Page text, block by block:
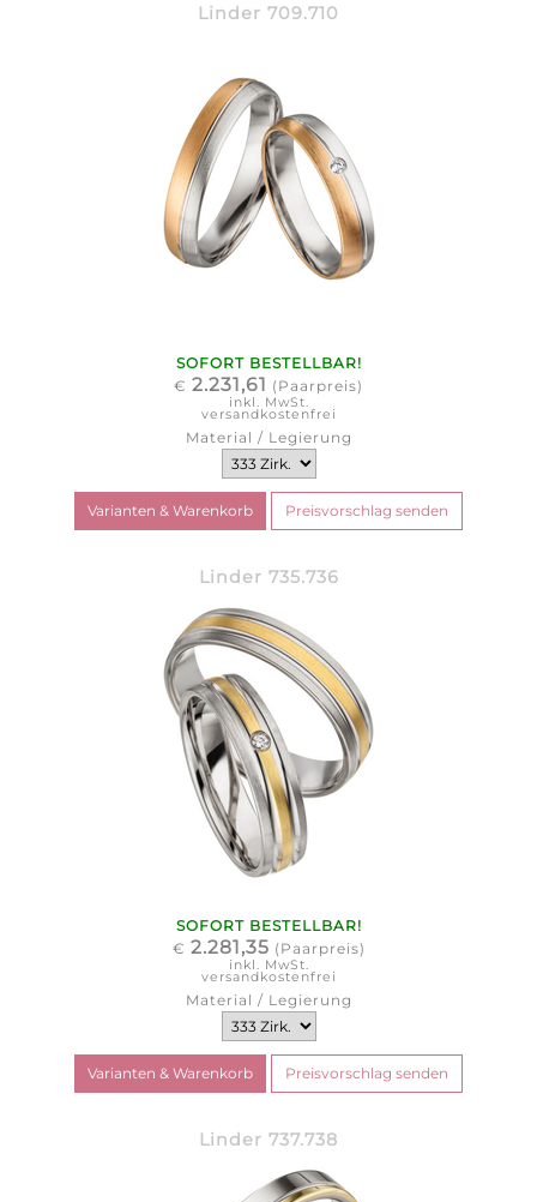
Linder 709.710
SOFORT BESTELLBAR!
€ 2.231,61 (Paarpreis)
inkl. MwSt.
versandkostenfrei
Material / Legierung
Linder 735.736
SOFORT BESTELLBAR!
€ 2.281,35 (Paarpreis)
inkl. MwSt.
versandkostenfrei
Material / Legierung
Linder 737.738